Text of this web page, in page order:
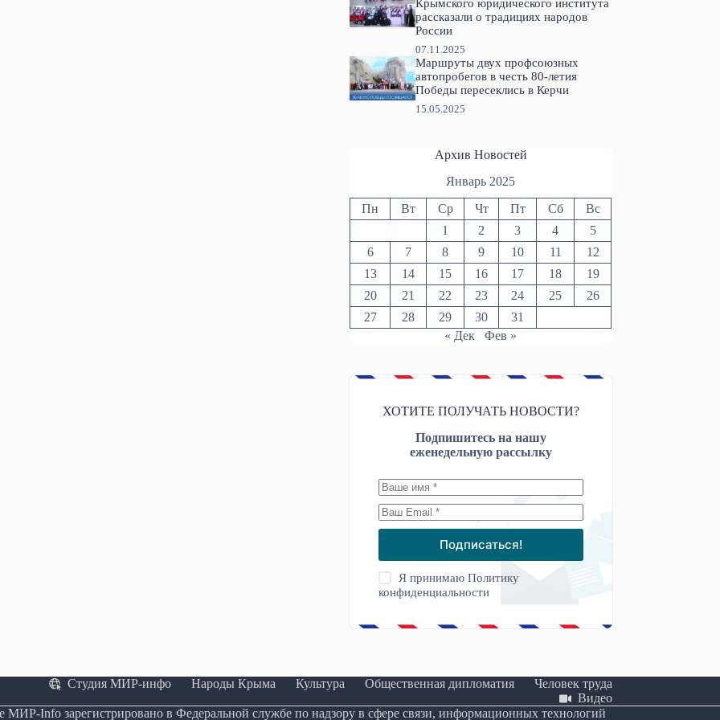
Крымского юридического института
рассказали о традициях народов
России
07.11.2025
Маршруты двух профсоюзных
автопробегов в честь 80-летия
Победы пересеклись в Керчи
15.05.2025
Архив Новостей
Январь 2025
Пн Вт Ср Чт Пт Сб
Вс
1
2 3 4
5
6
7 8 9 10 11
12
13
14 15 16 17 18
19
20
21 22 23 24 25
26
27
28 29 30
31
« Дек
Фев »
ХОТИТЕ ПОЛУЧАТЬ НОВОСТИ?
Подпишитесь на нашу
еженедельную рассылку
Подписаться!
Я принимаюПолитику
конфиденциальности
Студия МИР-инфо Народы Крыма Культура Общественная дипломатия
Человек труда
Видео
МИР-Info зарегистрировано в Федеральной службе по надзору в сфере связи, информационных технологий